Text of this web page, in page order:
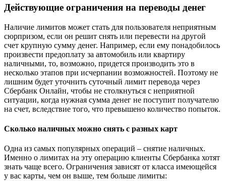
Действующие ограничения на переводы денег
Наличие лимитов может стать для пользователя неприятным
сюрпризом, если он решит снять или перевести на другой
счет крупную сумму денег. Например, если ему понадобилось
произвести предоплату за автомобиль или квартиру
наличными, то, возможно, придется производить это в
несколько этапов при исчерпании возможностей. Поэтому не
лишним будет уточнить суточный лимит перевода через
Сбербанк Онлайн, чтобы не столкнуться с неприятной
ситуации, когда нужная сумма денег не поступит получателю
на счет, вследствие того, что превышено количество попыток.
Сколько наличных можно снять с разных карт
Одна из самых популярных операций – снятие наличных.
Именно о лимитах на эту операцию клиенты Сбербанка хотят
знать чаще всего. Ограничения зависят от класса имеющейся
у вас карты, чем он выше, тем больше лимиты: